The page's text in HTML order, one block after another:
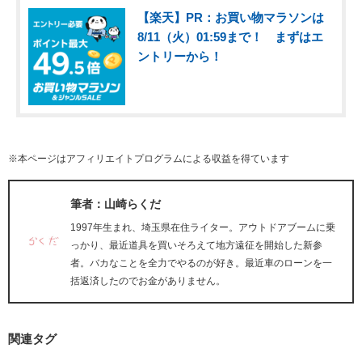
【楽天】PR：お買い物マラソンは
8/11（火）01:59まで！ まずはエ
ントリーから！
※本ページはアフィリエイトプログラムによる収益を得ています
筆者：山崎らくだ
1997年生まれ、埼玉県在住ライター。アウトドアブームに乗
っかり、最近道具を買いそろえて地方遠征を開始した新参
者。バカなことを全力でやるのが好き。最近車のローンを一
括返済したのでお金がありません。
関連タグ